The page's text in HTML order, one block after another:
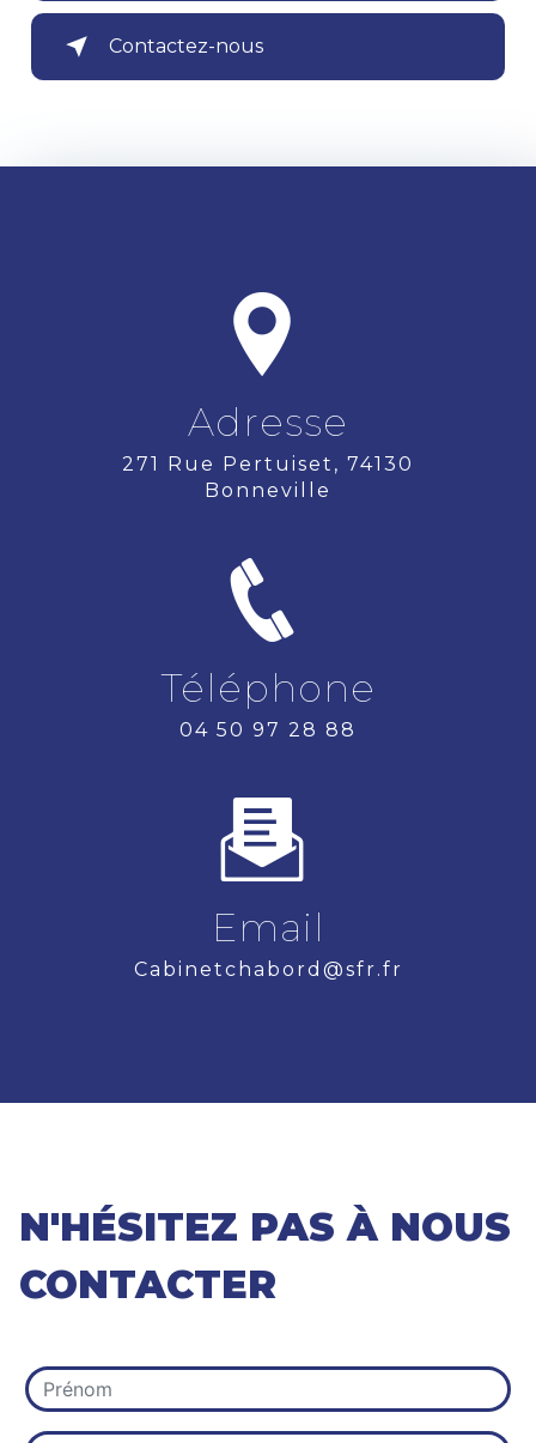
Contactez-nous
Adresse
271 Rue Pertuiset, 74130
Bonneville
Téléphone
04 50 97 28 88
Email
cabinetchabord@sfr.fr
N'HÉSITEZ PAS À NOUS
CONTACTER